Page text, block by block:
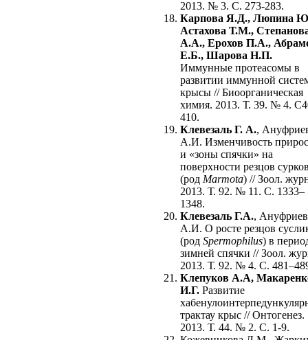
2013. № 3. С. 273-283.
Карпова Я.Д., Люпина
Астахова Т.М.,
А.А., Ерохов П.А.,
Е.Б., Шарова Н.П.
Иммунные протеасомы в
развитии иммунной
крысы // Биоорганическая
химия. 2013. Т. 39. № 4.
410.
Клевезаль Г. А.,
А.И. Изменчивость
и «зоны спячки» на
поверхности резцов
(род Marmota) // Зоол.
2013. Т. 92. № 11. С. 1333–
1348.
Клевезаль Г.А., Ануфриев
А.И. О росте резцов
(род Spermophilus) в
зимней спячки // Зоол.
2013. Т. 92. № 4. С.
Клепуков А.А,
И.Г. Развитие
трактау крыс // Онтогенез.
2013. Т. 44. № 2. С. 1-9.